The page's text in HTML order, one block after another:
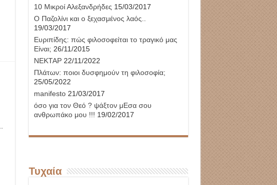
10 Μικροί Αλεξανδρήδες 15/03/2017
Ο Παζολίνι και ο ξεχασμένος λαός..
19/03/2017
Ευριπίδης: πώς φιλοσοφείται το τραγικό μας
Είναι; 26/11/2015
ΝΕΚΤΑΡ22/11/2022
Πλάτων: ποιοι δυσφημούν τη φιλοσοφία;
25/05/2022
manifesto21/03/2017
όσο για τον Θεό ? ψάξτον μΕσα σου
ανθρωπάκο μου !!! 19/02/2017
Τυχαία